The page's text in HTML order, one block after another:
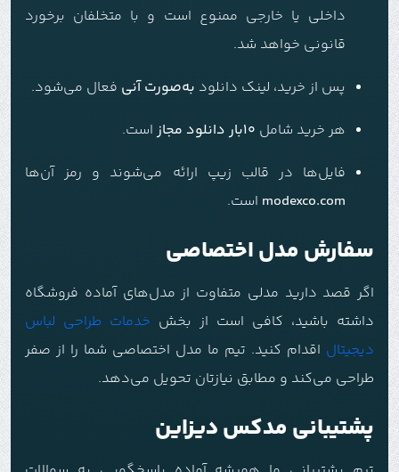
داخلی یا خارجی ممنوع است و با متخلفان برخورد
قانونی خواهد شد.
پس از خرید، لینک دانلود به‌صورت آنی فعال می‌شود.
هر خرید شامل 10بار دانلود مجاز
است.
فایل‌ها در قالب زیپ ارائه می‌شوند و رمز آن‌ها
modexco.com است.
سفارش مدل اختصاصی
اگر قصد دارید مدلی متفاوت از مدل‌های آماده فروشگاه
داشته باشید، کافی است از بخش خدمات طراحی لباس
دیجیتال اقدام کنید. تیم ما مدل اختصاصی شما را از صفر
طراحی می‌کند و مطابق نیازتان تحویل می‌دهد.
پشتیبانی مدکس دیزاین